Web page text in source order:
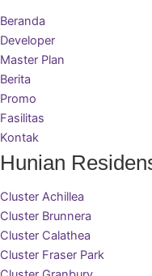
Beranda
Developer
Master Plan
Berita
Promo
Fasilitas
Kontak
Hunian
Cluster Achillea
Cluster Brunnera
Cluster Calathea
Cluster Fraser Park